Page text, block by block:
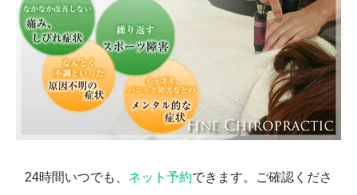
24時間いつでも、 ネット予約できます。ご確認くださ